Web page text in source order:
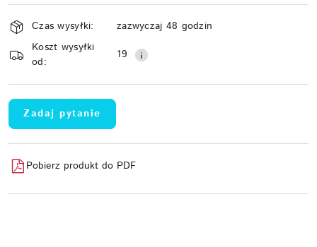
Wyślij
Dostępność
i
dostawa
Czas wysyłki:
zazwyczaj 48 godzin
Koszt wysyłki
od:
19
Zadaj pytanie
Pobierz produkt do PDF